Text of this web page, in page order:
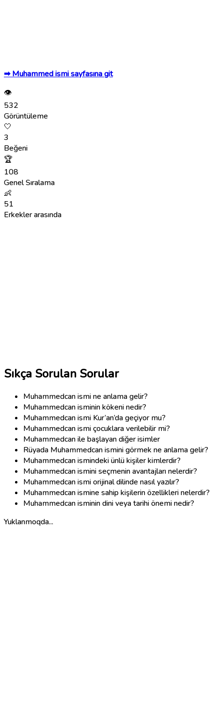
➡ Muhammed ismi sayfasına git
👁
532
Görüntüleme
🤍
3
Beğeni
🏆
108
Genel Sıralama
👶
51
Erkekler arasında
Sıkça Sorulan Sorular
Muhammedcan ismi ne anlama gelir?
Muhammedcan isminin kökeni nedir?
Muhammedcan ismi Kur’an’da geçiyor mu?
Muhammedcan ismi çocuklara verilebilir mi?
Muhammedcan ile başlayan diğer isimler
Rüyada Muhammedcan ismini görmek ne anlama gelir?
Muhammedcan ismindeki ünlü kişiler kimlerdir?
Muhammedcan ismini seçmenin avantajları nelerdir?
Muhammedcan ismi orijinal dilinde nasıl yazılır?
Muhammedcan ismine sahip kişilerin özellikleri nelerdir?
Muhammedcan isminin dini veya tarihi önemi nedir?
Yuklanmoqda...